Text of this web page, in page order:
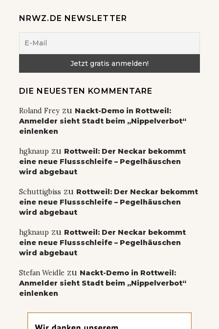
NRWZ.DE NEWSLETTER
DIE NEUESTEN KOMMENTARE
Roland Frey zu Nackt-Demo in Rottweil:
Anmelder sieht Stadt beim „Nippelverbot“
einlenken
hgknaup zu Rottweil: Der Neckar bekommt
eine neue Flussschleife – Pegelhäuschen
wird abgebaut
Schuttigbiss zu Rottweil: Der Neckar bekommt
eine neue Flussschleife – Pegelhäuschen
wird abgebaut
hgknaup zu Rottweil: Der Neckar bekommt
eine neue Flussschleife – Pegelhäuschen
wird abgebaut
Stefan Weidle zu Nackt-Demo in Rottweil:
Anmelder sieht Stadt beim „Nippelverbot“
einlenken